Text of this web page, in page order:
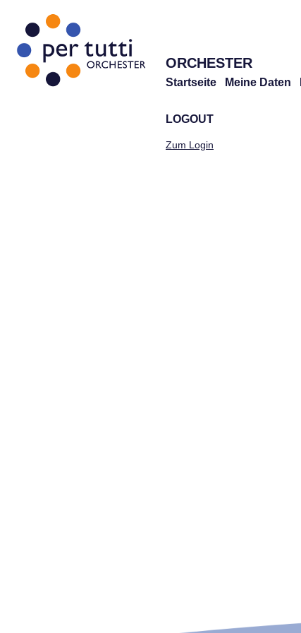
ORCHESTER
Startseite Meine Daten
LOGOUT
Zum Login